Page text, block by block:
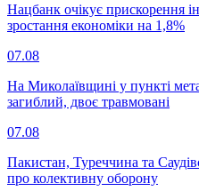
Нацбанк очікує прискорення
зростання економіки на 1,8%
07.08
На Миколаївщині у пункті
загиблий, двоє травмовані
07.08
Пакистан, Туреччина та
про колективну оборону